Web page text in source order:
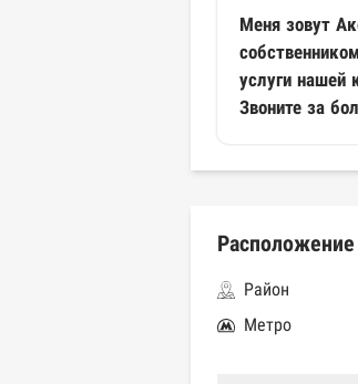
Меня зовут
услуги
Звоните за
Расположение
Район
Метро